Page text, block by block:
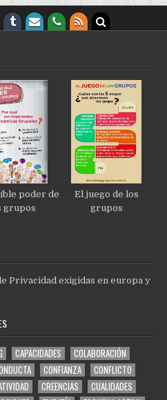
poder de
grupos
El juego de los
grupos
Privacidad exigidas en europa y
CAPACIDADES
COLABORACIÓN
CONFIANZA
CONFLICTO
CREENCIAS
CUALIDADES